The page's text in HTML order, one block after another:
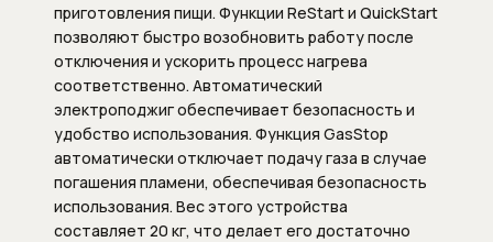
Изливы для смесителей
Изливы для наполнения ванны
Комплектующие к смесителям
Внутренние механизмы для
смесителей
приготовления пищи. Функции ReStart и QuickStart
позволяют быстро возобновить работу после
отключения и ускорить процесс нагрева
соответственно. Автоматический
электроподжиг обеспечивает безопасность и
удобство использования. Функция GasStop
автоматически отключает подачу газа в случае
погашения пламени, обеспечивая безопасность
использования. Вес этого устройства
составляет 20 кг, что делает его достаточно